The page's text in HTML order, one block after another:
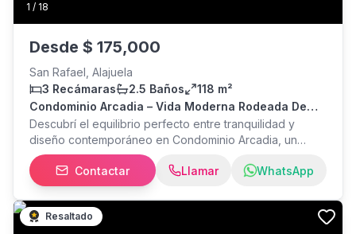
1 / 18
Desde $ 175,000
San Rafael, Alajuela
3 Recámaras
2.5 Baños
118 m²
Condominio Arcadia – Vida Moderna Rodeada De
Naturaleza En Alajuela
Descubrí el equilibrio perfecto entre tranquilidad y
diseño contemporáneo en Condominio Arcadia, un
proyecto residencial en Alajuela que redefine la calidad
de vida. Viví en casas de dos niveles, construidas 100%
en block, con acabados premium como pisos de
porcelanato, sobres de cuarzo y muebles de melamina
en cocina y closets. Modelos funcionales y elegantes,
Contactar Llamar WhatsApp
Resaltado